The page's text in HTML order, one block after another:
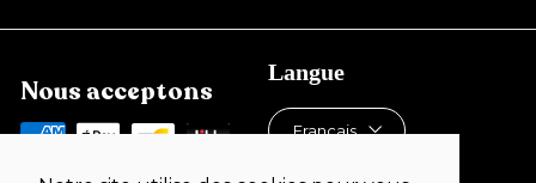
Nous acceptons
Langue
Français
Devise